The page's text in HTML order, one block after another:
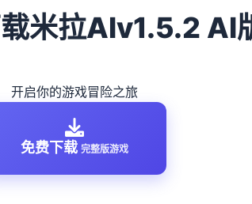
米拉AIv1.5.2 AI
开启你的游戏冒险之旅
免费下载 完整版游戏